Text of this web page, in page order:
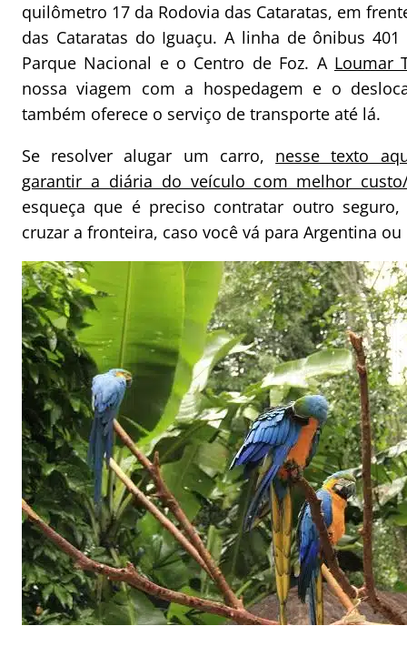
quilômetro 17 da Rodovia das Cataratas, em
das Cataratas do Iguaçu. A linha de ônibus
Parque Nacional e o Centro de Foz. A Loumar
nossa viagem com a hospedagem e o
também oferece o serviço de transporte até lá.
Se resolver alugar um carro, nesse texto
garantir a diária do veículo com melhor
esqueça que é preciso contratar outro
cruzar a fronteira, caso você vá para Argentina ou